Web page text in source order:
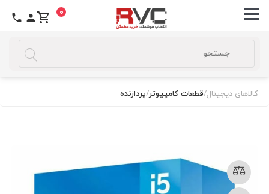
0
کالاهای دیجیتال/قطعات کامپیوتر/پردازنده